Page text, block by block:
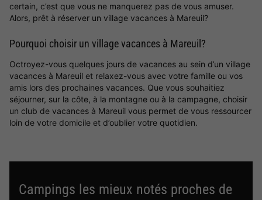
certain, c’est que vous ne manquerez pas de vous amuser.
Alors, prêt à réserver un village vacances à Mareuil?
Pourquoi choisir un village vacances à Mareuil?
Octroyez-vous quelques jours de vacances au sein d’un village
vacances à Mareuil et relaxez-vous avec votre famille ou vos
amis lors des prochaines vacances. Que vous souhaitiez
séjourner, sur la côte, à la montagne ou à la campagne, choisir
un club de vacances à Mareuil vous permet de vous ressourcer
loin de votre domicile et d’oublier votre quotidien.
Campings les mieux notés proches de